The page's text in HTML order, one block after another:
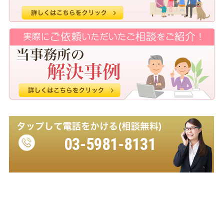
2026.03.05
なかなかめんどうな登記を全面的に行って頂き助か
りました。（相続・不動産登記 北区 Ｍ・Ｃ
様）
2026.03.05
地元で信頼できそうな司法書士さんを探して、今回
依頼させていただきましたが、お願いして良かった
です。（相続 北区 Ｓ・Ｍ 様）
ありがとうございました。引き続きよろしくお願い
いたします。（家族信託 さいたま市 Ｙ・N
2026.03.03
03-5981-8131